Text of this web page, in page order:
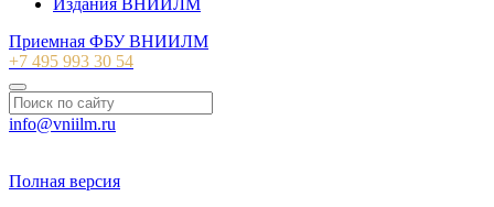
Приемная ФБУ ВНИИЛМ
+7 495 993 30 54
info@vniilm.ru
Полная версия